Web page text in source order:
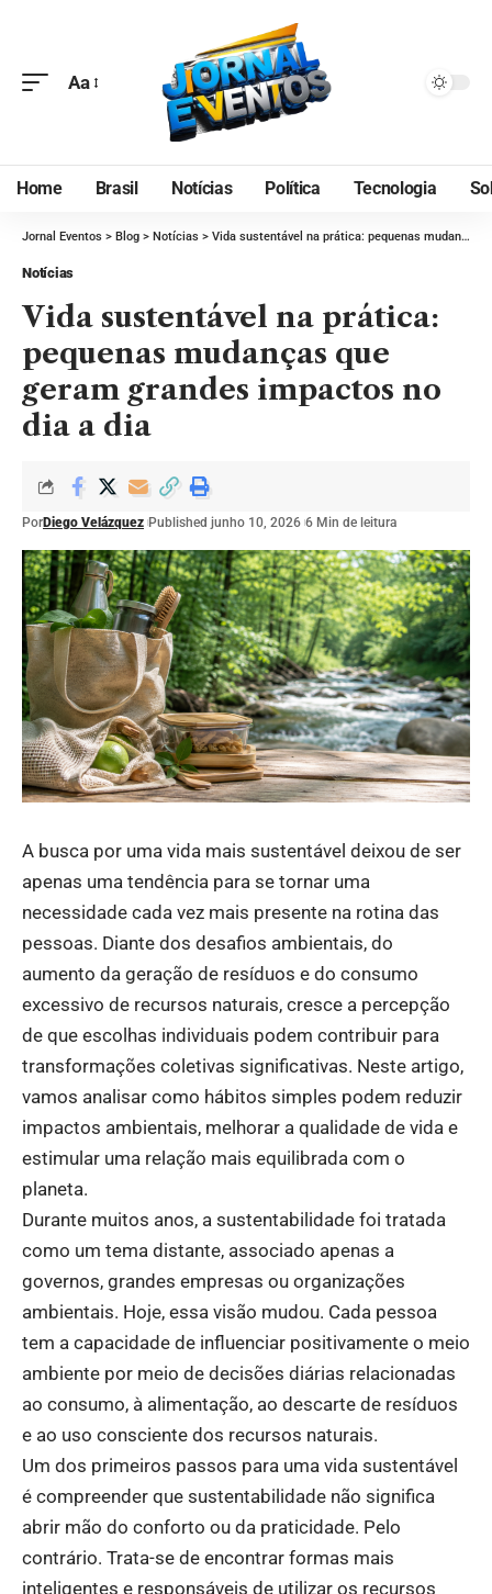
Aa
Home Brasil Notícias Política Tecnologia
Jornal Eventos > Blog > Notícias > Vida sustentável na prática: pequenas mudanças que geram grandes impactos no dia a dia
Notícias
Vida sustentável na prática:
pequenas mudanças que
geram grandes impactos no
dia a dia
PorDiego Velázquez Published junho 10, 2026 6 Min de leitura
A busca por uma vida mais sustentável deixou de ser
apenas uma tendência para se tornar uma
necessidade cada vez mais presente na rotina das
pessoas. Diante dos desafios ambientais, do
aumento da geração de resíduos e do consumo
excessivo de recursos naturais, cresce a percepção
de que escolhas individuais podem contribuir para
transformações coletivas significativas. Neste artigo,
vamos analisar como hábitos simples podem reduzir
impactos ambientais, melhorar a qualidade de vida e
estimular uma relação mais equilibrada com o
planeta.
Durante muitos anos, a sustentabilidade foi tratada
como um tema distante, associado apenas a
governos, grandes empresas ou organizações
ambientais. Hoje, essa visão mudou. Cada pessoa
tem a capacidade de influenciar positivamente o meio
ambiente por meio de decisões diárias relacionadas
ao consumo, à alimentação, ao descarte de resíduos
e ao uso consciente dos recursos naturais.
Um dos primeiros passos para uma vida sustentável
é compreender que sustentabilidade não significa
abrir mão do conforto ou da praticidade. Pelo
contrário. Trata-se de encontrar formas mais
inteligentes e responsáveis de utilizar os recursos